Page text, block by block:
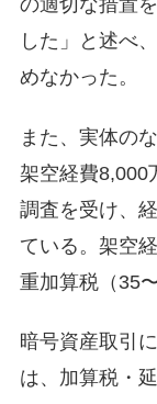
の適切な措置
した」と述べ
めなかった。
また、実体の
架空経費8,000
調査を受け、
ている。架空
重加算税（35
暗号資産取引
は、加算税・